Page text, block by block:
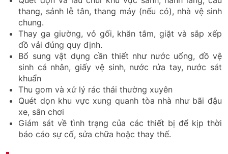
thang, sảnh lễ tân, thang máy (nếu có), nhà vệ sinh
chung.
Thay ga giường, vỏ gối, khăn tắm, giặt và sắp xếp
đồ vải đúng quy định.
Bổ sung vật dụng cần thiết như nước uống, đồ vệ
sinh cá nhân, giấy vệ sinh, nước rửa tay, nước sát
khuẩn
Thu gom và xử lý rác thải thường xuyên
Quét dọn khu vực xung quanh tòa nhà như bãi đậu
xe, sân chơi
Giám sát về tình trạng của các thiết bị để kịp thời
báo cáo sự cố, sửa chữa hoặc thay thế.